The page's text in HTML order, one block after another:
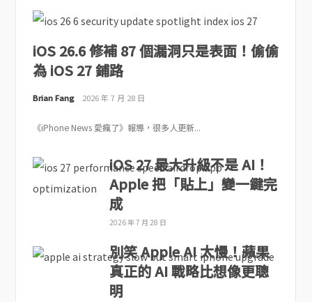
iOS 26.6 修補 87 個漏洞只是表面！偷偷
為 iOS 27 鋪路
Brian Fang 2026 年 7 月 28 日
《iPhone News 愛瘋了》報導，很多人更新...
iOS 27 最大升級不是 AI！
Apple 把「貼上」變一鍵完
成
2026 年 7 月 28 日
別笑 Apple AI 太慢！蘋果
真正的 AI 戰略比想像更聰
明